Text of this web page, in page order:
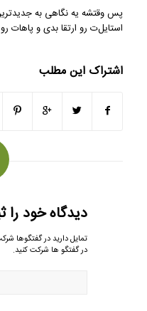
پس وقتشه یه نگاهی به
استایل‌ت رو ارتقا بدی و پاهات
اشتراک این مطلب
دیدگاه خود را
تمایل دارید در گفتگوها
در گفتگو ها شرکت کنید.